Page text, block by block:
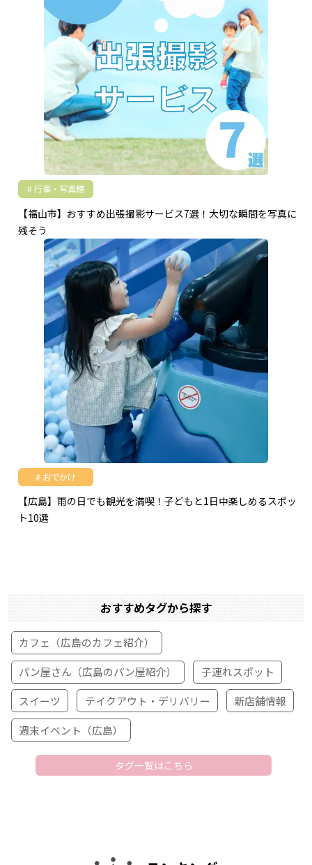
行事・写真館
【福山市】おすすめ出張撮影サービス7選！大切な瞬間を写真に
残そう
おでかけ
【広島】雨の日でも観光を満喫！子どもと1日中楽しめるスポッ
ト10選
おすすめタグから探す
カフェ（広島のカフェ紹介）
パン屋さん（広島のパン屋紹介）
子連れスポット
スイーツ
テイクアウト・デリバリー
新店舗情報
週末イベント（広島）
タグ一覧はこちら